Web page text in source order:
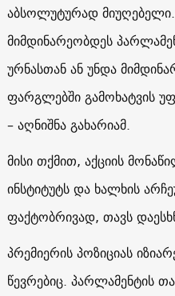
აბსოლუტურად
მიმდინარეობდეს
ურნასთან ან უნდა
ფარგლებში გამოხატვის
– აღნიშნა გახარიამ.
მისი თქმით, აქციის
ინსტიტუტს და ხალხის
ფაქტობრივად, თავს
პრემიერის პოზიციას
წევრებიც. პარლამენტის